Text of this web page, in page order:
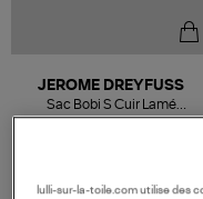
JEROME DREYFUSS
Sac Bobi S Cuir Lamé
Champagne
lulli-sur-la-toile.com utilise des